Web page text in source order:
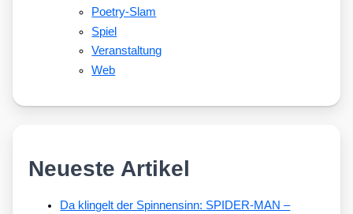
Poetry-Slam
Spiel
Veranstaltung
Web
Neueste Artikel
Da klingelt der Spinnensinn: SPIDER-MAN –